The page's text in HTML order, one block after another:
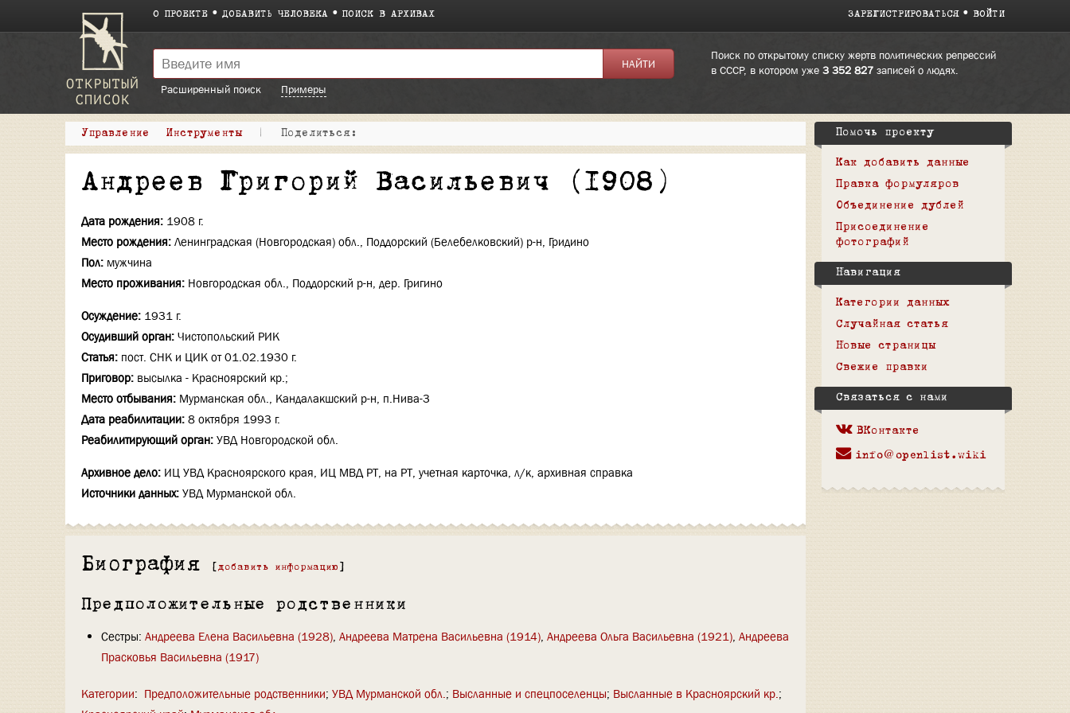
О ПРОЕКТЕ ДОБАВИТЬ ЧЕЛОВЕКА ПОИСК В АРХИВАХ ЗАРЕГИСТРИРОВАТЬСЯ ВОЙТИ
Поиск по открытому списку жертв политических репрессий
в СССР, в котором уже 3 352 827записей о людях.
Расширенный поиск
Примеры
Управление Инструменты | Поделиться:
Андреев Григорий Васильевич (1908)
Дата рождения: 1908 г.
Место рождения: Ленинградская (Новгородская) обл., Поддорский (Белебелковский) р-н, Гридино
Пол: мужчина
Место проживания: Новгородская обл., Поддорский р-н, дер. Григино
Осуждение: 1931 г.
Осудивший орган: Чистопольский РИК
Статья: пост. СНК и ЦИК от 01.02.1930 г.
Приговор: высылка - Красноярский кр.;
Место отбывания: Мурманская обл., Кандалакшский р-н, п.Нива-3
Дата реабилитации: 8 октября 1993 г.
Реабилитирующий орган: УВД Новгородской обл.
Архивное дело: ИЦ УВД Красноярского края, ИЦ МВД РТ, на РТ, учетная карточка, л/к, архивная справка
Источники данных: УВД Мурманской обл.
Биография [ добавить информацию ]
Предположительные родственники
Сестры: Андреева Елена Васильевна (1928), Андреева Матрена Васильевна (1914), Андреева Ольга Васильевна (1921), Андреева
Прасковья Васильевна (1917)
Категории: Предположительные родственники УВД Мурманской обл. Высланные и спецпоселенцы Высланные в Красноярский кр.
Помочь проекту
Как добавить данные
Правка формуляров
Объединение дублей
Присоединение
фотографий
Навигация
Категории данных
Случайная статья
Новые страницы
Свежие правки
Связаться с нами
ВКонтакте
info@openlist.wiki